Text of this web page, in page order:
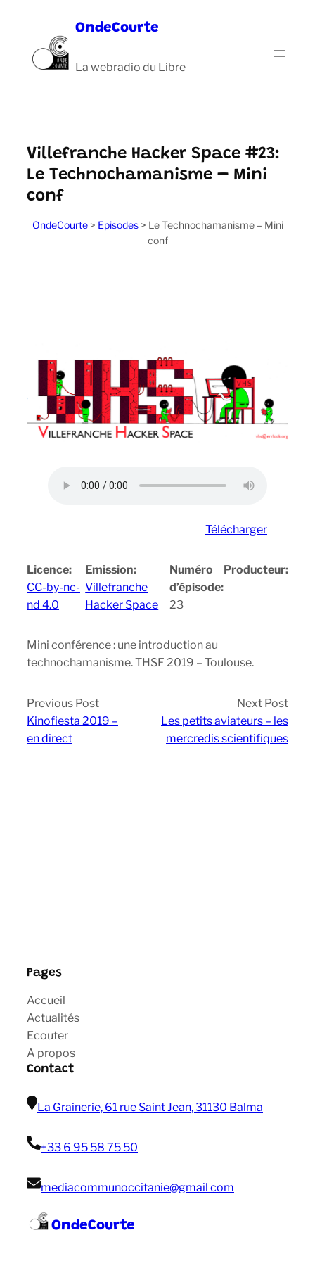
contenu
OndeCourte
La webradio du Libre
Villefranche Hacker Space #23:
Le Technochamanisme – Mini
conf
OndeCourte> Episodes> Le Technochamanisme – Mini
conf
Télécharger
Licence:
CC-by-nc-
nd 4.0
Emission:
Villefranche
Hacker Space
Numéro
d’épisode:
23
Producteur:
Mini conférence : une introduction au
technochamanisme. THSF 2019 – Toulouse.
Previous Post
Kinofiesta 2019 –
en direct
Next Post
Les petits aviateurs – les
mercredis scientifiques
Pages
Accueil
Actualités
Ecouter
A propos
Contact
La Grainerie, 61 rue Saint Jean, 31130 Balma
+33 6 95 58 75 50
mediacommunoccitanie@gmail com
OndeCourte